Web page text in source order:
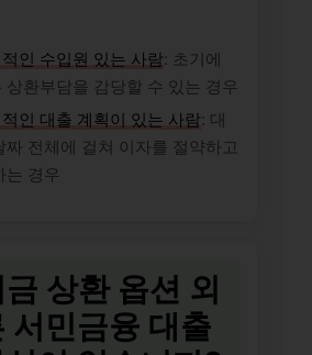
인 수입원 있는 사람: 초기에
상환부담을 감당할 수 있는 경우
인 대출 계획이 있는 사람: 대
짜 전체에 걸쳐 이자를 절약하고
는 경우
상환 옵션 외
서민금융 대출